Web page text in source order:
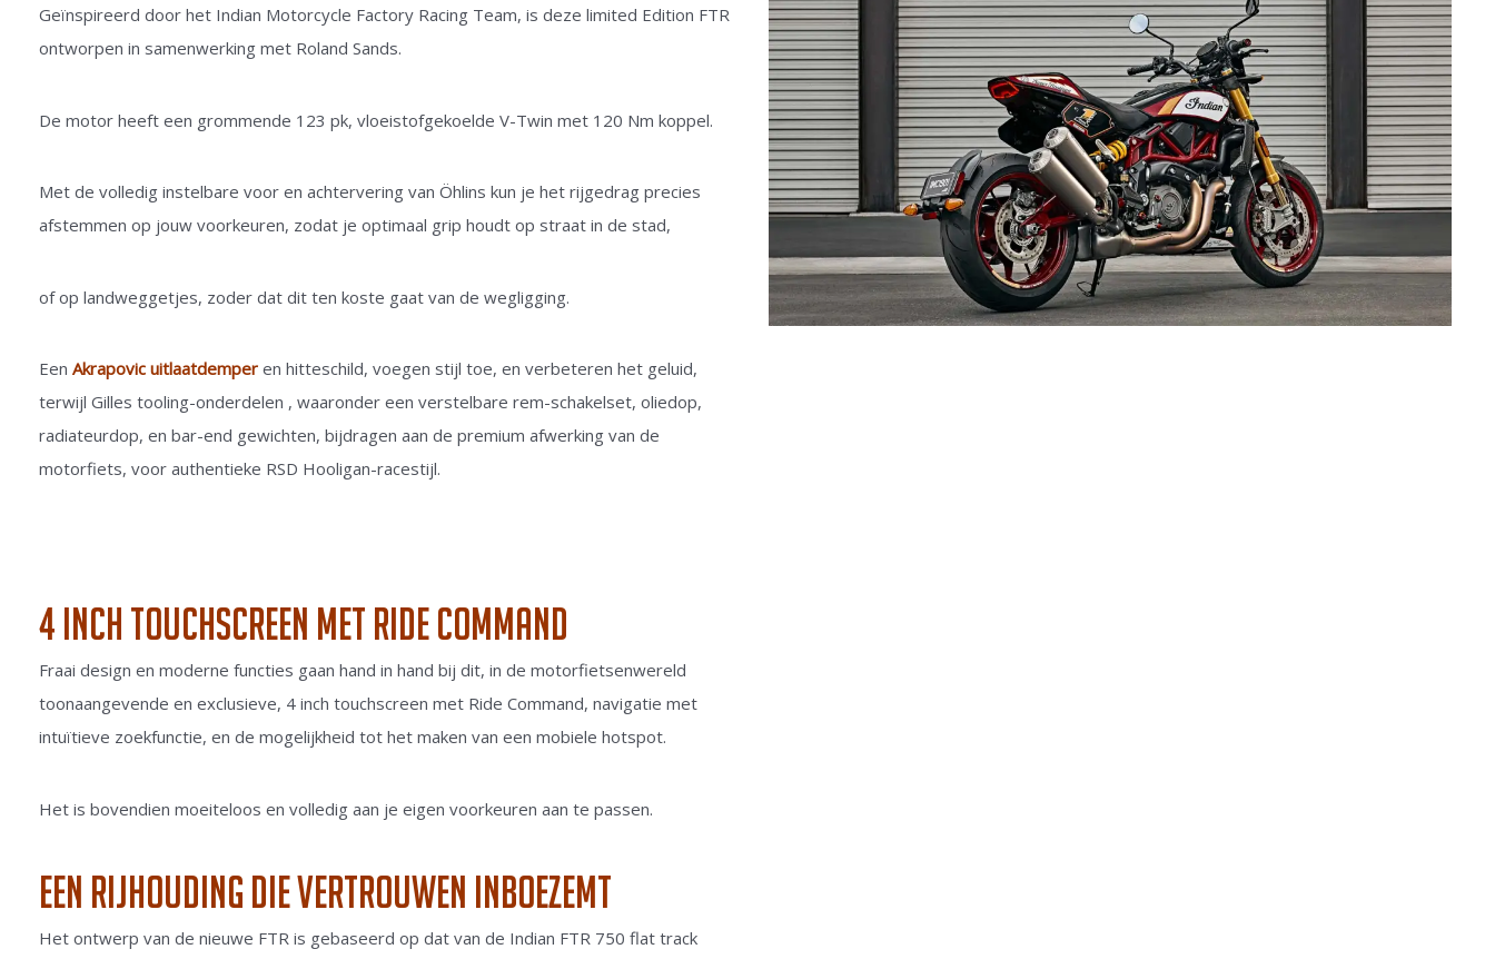
Geïnspireerd door het Indian Motorcycle Factory Racing Team, is deze limited Edition FTR
ontworpen in samenwerking met Roland Sands.
De motor heeft een grommende 123 pk, vloeistofgekoelde V-Twin met 120 Nm koppel.
Met de volledig instelbare voor en achtervering van Öhlins kun je het rijgedrag precies
afstemmen op jouw voorkeuren, zodat je optimaal grip houdt op straat in de stad,
of op landweggetjes, zoder dat dit ten koste gaat van de wegligging.
Een Akrapovic uitlaatdemper en hitteschild, voegen stijl toe, en verbeteren het geluid,
terwijl Gilles tooling-onderdelen , waaronder een verstelbare rem-schakelset, oliedop,
radiateurdop, en bar-end gewichten, bijdragen aan de premium afwerking van de
motorfiets, voor authentieke RSD Hooligan-racestijl.
4 inch touchscreen met ride command
Fraai design en moderne functies gaan hand in hand bij dit, in de motorfietsenwereld
toonaangevende en exclusieve, 4 inch touchscreen met Ride Command, navigatie met
intuïtieve zoekfunctie, en de mogelijkheid tot het maken van een mobiele hotspot.
Het is bovendien moeiteloos en volledig aan je eigen voorkeuren aan te passen.
Een rijhouding die vertrouwen inboezemt
Het ontwerp van de nieuwe FTR is gebaseerd op dat van de Indian FTR 750 flat track